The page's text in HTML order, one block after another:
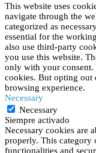
This website uses
navigate through the
categorized as
essential for the
also use third-party
you use this website.
only with your consent.
cookies. But opting out
browsing experience.
Necessary
Necessary
Siempre activado
Necessary cookies are
properly. This category
functionalities and